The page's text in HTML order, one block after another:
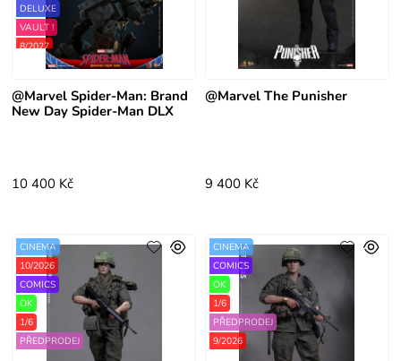
@Marvel Spider-Man: Brand
New Day Spider-Man DLX
DELUXE
VAULT !
8/2027
10 400 Kč
@Marvel The Punisher
9 400 Kč
CINEMA
10/2026
COMICS
OK
1/6
PŘEDPRODEJ
CINEMA
COMICS
OK
1/6
PŘEDPRODEJ
9/2026